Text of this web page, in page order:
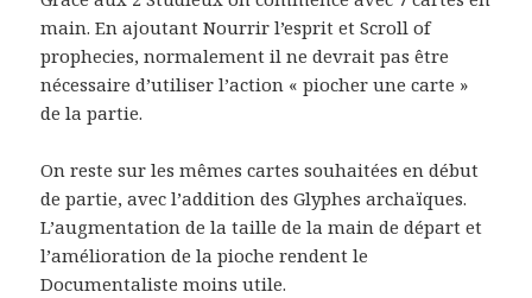
main. En ajoutant Nourrir l’esprit et Scroll of
prophecies, normalement il ne devrait pas être
nécessaire d’utiliser l’action « piocher une carte »
de la partie.
On reste sur les mêmes cartes souhaitées en début
de partie, avec l’addition des Glyphes archaïques.
L’augmentation de la taille de la main de départ et
l’amélioration de la pioche rendent le
Documentaliste moins utile.